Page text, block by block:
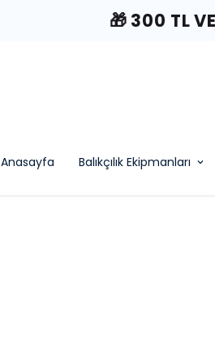
🎁 300 TL
Anasayfa Balıkçılık Ekipmanları